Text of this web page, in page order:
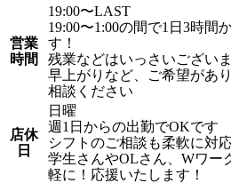
営業
時間
19:00〜LAST
19:00〜1:00の間で1日3時間
す！
残業などはいっさいございま
早上がりなど、ご希望があ
相談ください
店休
日
日曜
週1日からの出勤でOKです
シフトのご相談も柔軟に対
学生さんやOLさん、Wワー
軽に！応援いたします！